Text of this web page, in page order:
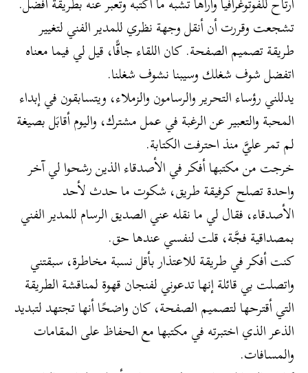
تشجعت وقررت أن أنقل وجهة نظري للمدير الفني لتغيير
طريقة تصميم الصفحة. كان اللقاء جافًّا، قيل لي فيما معناه
اتفضل شوف شغلك وسيبنا نشوف شغلنا.
يدللني رؤساء التحرير والرسامون والزملاء، ويتسابقون في إبداء
المحبة والتعبير عن الرغبة في عمل مشترك، واليوم أقابَل بصيغة
لم تمر عليَّ منذ احترفت الكتابة.
خرجت من مكتبها أفكر في الأصدقاء الذين رشحوا لي آخر
واحدة تصلح كرفيقة طريق، شكوت ما حدث لأحد
الأصدقاء، فقال لي ما نقله عني الصديق الرسام للمدير الفني
بمصداقية فجَّة، قلت لنفسي عندها حق.
كنت أفكر في طريقة للاعتذار بأقل نسبة مخاطرة، سبقتني
واتصلت بي قائلة إنها تدعوني لفنجان قهوة لمناقشة الطريقة
التي أقترحها لتصميم الصفحة، كان واضحًا أنها تجتهد لتبديد
الذعر الذي اختبرته في مكتبها مع الحفاظ على المقامات
والمسافات.